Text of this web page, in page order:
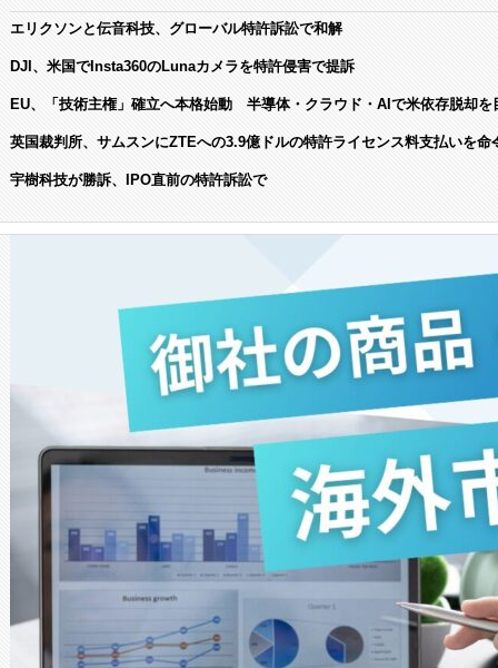
エリクソンと伝音科技、グローバル特許訴訟で和解
DJI、米国でInsta360のLunaカメラを特許侵害で提訴
EU、「技術主権」確立へ本格始動 半導体・クラウド・AIで米依存脱却を
英国裁判所、サムスンにZTEへの3.9億ドルの特許ライセンス料支払いを命
宇樹科技が勝訴、IPO直前の特許訴訟で